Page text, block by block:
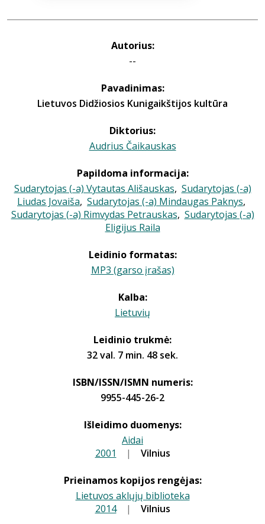
Autorius:
--
Pavadinimas:
Lietuvos Didžiosios Kunigaikštijos kultūra
Diktorius:
Audrius Čaikauskas
Papildoma informacija:
Sudarytojas (-a) Vytautas Ališauskas, Sudarytojas (-a)
Liudas Jovaiša, Sudarytojas (-a) Mindaugas Paknys,
Sudarytojas (-a) Rimvydas Petrauskas, Sudarytojas (-a)
Eligijus Raila
Leidinio formatas:
MP3 (garso įrašas)
Kalba:
Lietuvių
Leidinio trukmė:
32 val. 7 min. 48 sek.
ISBN/ISSN/ISMN numeris:
9955-445-26-2
Išleidimo duomenys:
Aidai
2001 | Vilnius
Prieinamos kopijos rengėjas:
Lietuvos aklųjų biblioteka
2014 | Vilnius